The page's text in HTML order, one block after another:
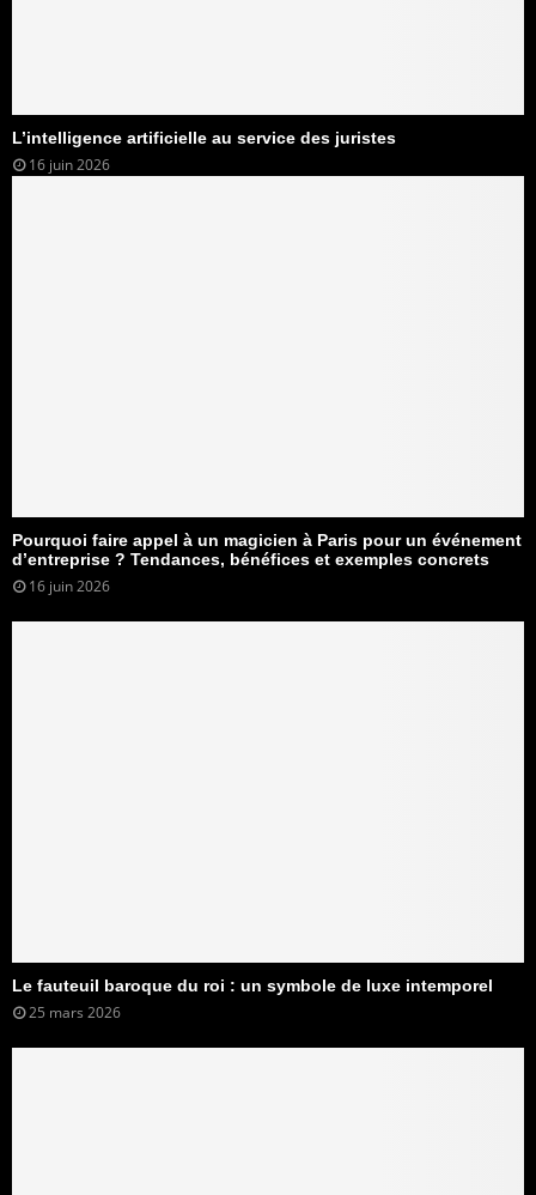
L’intelligence artificielle au service des juristes
16 juin 2026
Pourquoi faire appel à un magicien à Paris pour un événement
d’entreprise ? Tendances, bénéfices et exemples concrets
16 juin 2026
Le fauteuil baroque du roi : un symbole de luxe intemporel
25 mars 2026